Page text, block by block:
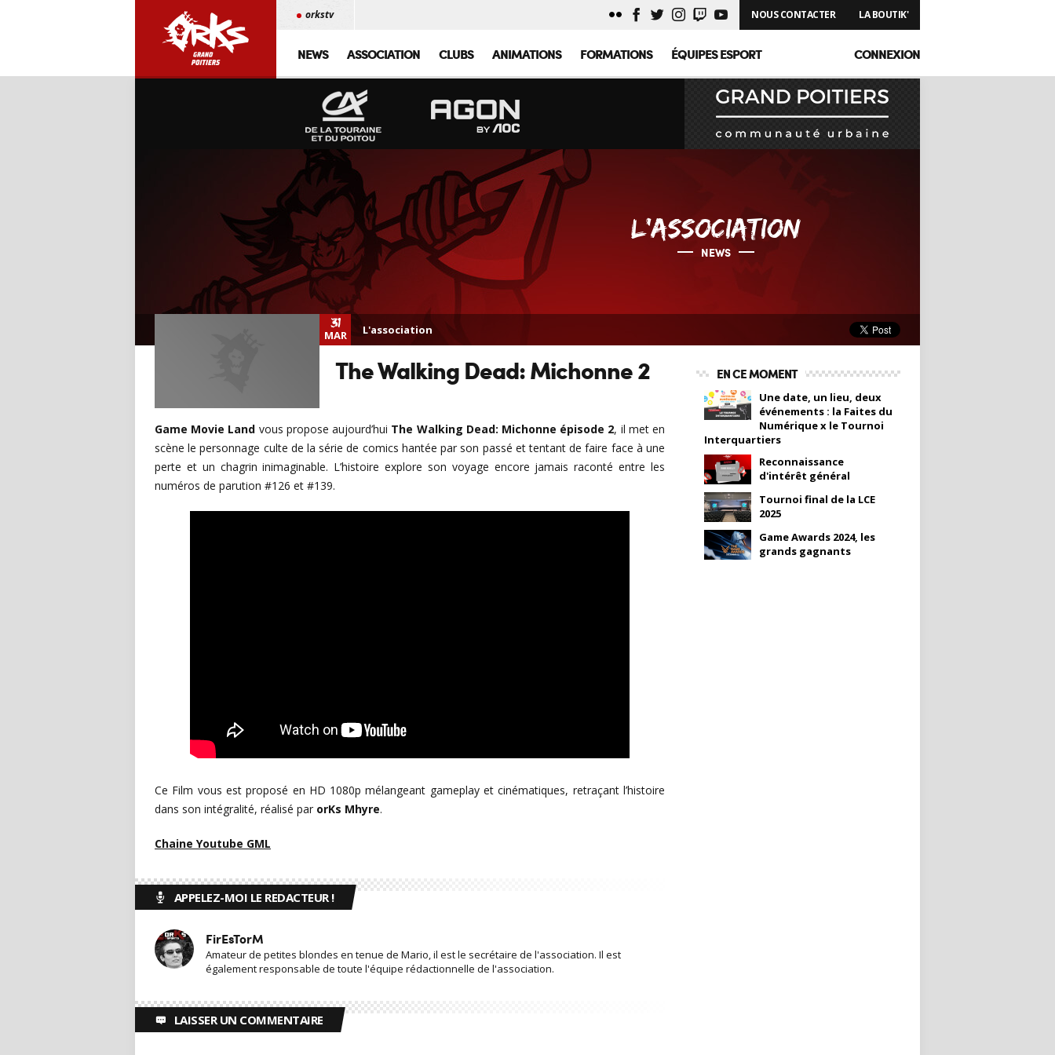
LA BOUTIK'
NOUS CONTACTER
orkstv
NEWS ASSOCIATION CLUBS ANIMATIONS FORMATIONS ÉQUIPES ESPORT CONNEXION
L'ASSOCIATION
NEWS
31
MAR L'association
The Walking Dead: Michonne 2
Game Movie Land vous propose aujourd’hui The Walking Dead: Michonne épisode 2, il met en
scène le personnage culte de la série de comics hantée par son passé et tentant de faire face à une
perte et un chagrin inimaginable. L’histoire explore son voyage encore jamais raconté entre les
numéros de parution #126 et #139.
Ce Film vous est proposé en HD 1080p mélangeant gameplay et cinématiques, retraçant l’histoire
dans son intégralité, réalisé par orKs Mhyre.
Chaine Youtube GML
APPELEZ-MOI LE REDACTEUR !
FirEsTorM
Amateur de petites blondes en tenue de Mario, il est le secrétaire de l'association. Il est
également responsable de toute l'équipe rédactionnelle de l'association.
LAISSER UN COMMENTAIRE
EN CE MOMENT
Une date, un lieu, deux
événements : la Faites du
Numérique x le Tournoi
Interquartiers
Reconnaissance
d'intérêt général
Tournoi final de la LCE
2025
Game Awards 2024, les
grands gagnants